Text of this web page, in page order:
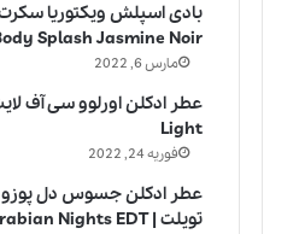
بادی اسپلش ویکتوریا
Splash Jasmine Noir
مارس 6, 2022
Light
فوریه 24, 2022
عطر ادکلن جسوس دل پوزو
تویلت | Jesus Del Pozo Arabian Nights EDT